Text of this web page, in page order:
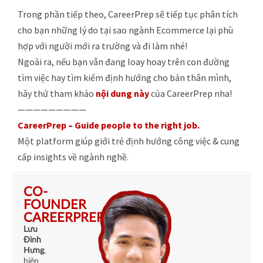
Trong phần tiếp theo, CareerPrep sẽ tiếp tục phân tích
cho bạn những lý do tại sao ngành Ecommerce lại phù
hợp với người mới ra trường và đi làm nhé!
Ngoài ra, nếu bạn vẫn đang loay hoay trên con đường
tìm việc hay tìm kiếm định hướng cho bản thân mình,
hãy thử tham khảo nội dung nàycủa CareerPrep nha!
—————————
CareerPrep – Guide people to the right job.
Một platform giúp giới trẻ định hướng công việc & cung
cấp insights về ngành nghề.
CO-
FOUNDER
CAREERPREP
Lưu
Đình
Hưng,